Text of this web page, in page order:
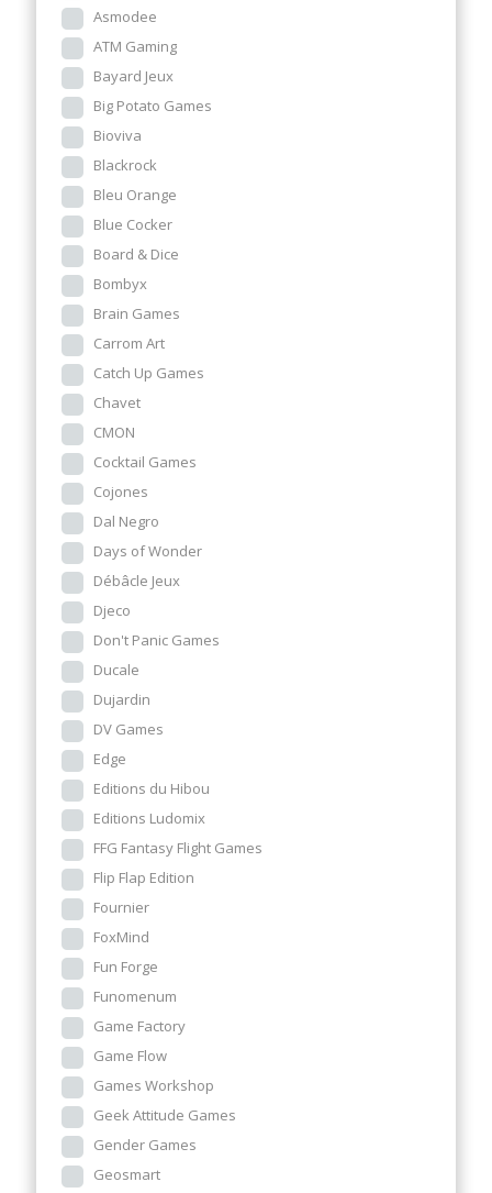
Asmodee
ATM Gaming
Bayard Jeux
Big Potato Games
Bioviva
Blackrock
Bleu Orange
Blue Cocker
Board & Dice
Bombyx
Brain Games
Carrom Art
Catch Up Games
Chavet
CMON
Cocktail Games
Cojones
Dal Negro
Days of Wonder
Débâcle Jeux
Djeco
Don't Panic Games
Ducale
Dujardin
DV Games
Edge
Editions du Hibou
Editions Ludomix
FFG Fantasy Flight Games
Flip Flap Edition
Fournier
FoxMind
Fun Forge
Funomenum
Game Factory
Game Flow
Games Workshop
Geek Attitude Games
Gender Games
Geosmart